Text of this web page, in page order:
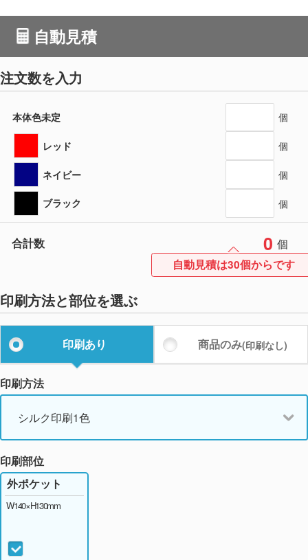
自動見積
注文数を入力
本体色未定 個
レッド 個
ネイビー 個
ブラック 個
合計数 0 個
自動見積は30個からです
印刷方法と部位を選ぶ
印刷あり 商品のみ(印刷なし)
印刷方法
シルク印刷1色
印刷部位
外ポケット
W140×H130mm